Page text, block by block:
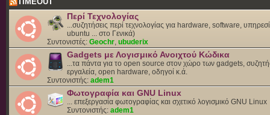
Περί Τεχνολογίας
...συζητήσεις περί τεχνολογίας για hardware, software,
ubuntu ... στο Γενικά)
Συντονιστές: Geochr ubuderix
Gadgets με Λογισμικό Ανοιχτού Κώδικα
...τα πάντα για το open source στον χώρο των gadgets,
εργαλεία, open hardware, οδηγοί κ.ά.
Συντονιστής: adem1
Φωτογραφία και GNU Linux
... επεξεργασία φωτογραφίας και σχετικό λογισμικό GNU Linux
Συντονιστής: adem1